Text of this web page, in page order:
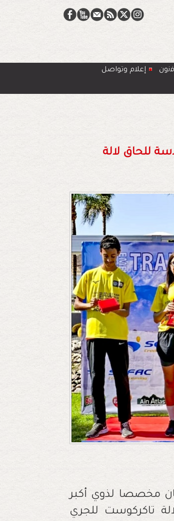
إعلام وتواصل
للحاق لالة
بسباق 42 كلم، الذي كان مخصصا لذوي أكبر
تاكركوست للجري